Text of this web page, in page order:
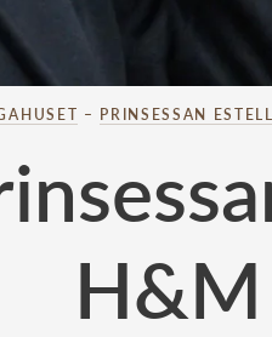
– PRINSESSAN